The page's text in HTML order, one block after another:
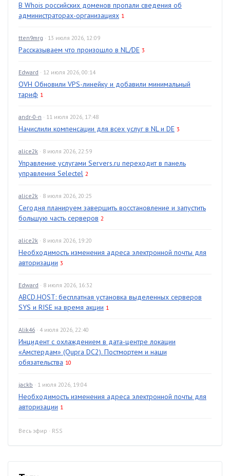
В Whois российских доменов пропали сведения об
администраторах-организациях 1
tten9mrg · 13 июля 2026, 12:09
Рассказываем что произошло в NL/DE 3
Edward · 12 июля 2026, 00:14
OVH Обновили VPS-линейку и добавили минимальный
тариф 1
andr-0-n · 11 июля 2026, 17:48
Начислили компенсации для всех услуг в NL и DE 3
alice2k · 8 июля 2026, 22:59
Управление услугами Servers.ru переходит в панель
управления Selectel 2
alice2k · 8 июля 2026, 20:25
Сегодня планируем завершить восстановление и запустить
большую часть серверов 2
alice2k · 8 июля 2026, 19:20
Необходимость изменения адреса электронной почты для
авторизации 3
Edward · 8 июля 2026, 16:32
ABCD.HOST: бесплатная установка выделенных серверов
SYS и RISE на время акции 1
Alik46 · 4 июля 2026, 22:40
Инцидент с охлаждением в дата-центре локации
«Амстердам» (Qupra DC2). Постмортем и наши
обязательства 10
jackb · 1 июля 2026, 19:04
Необходимость изменения адреса электронной почты для
авторизации 1
Весь эфир · RSS